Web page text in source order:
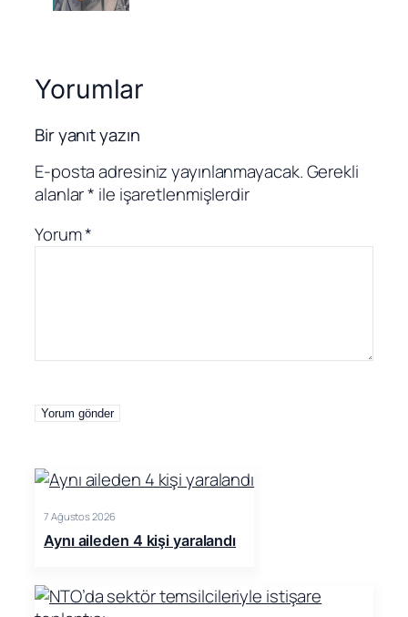
Yorumlar
Bir yanıt yazın
E-posta adresiniz yayınlanmayacak.Gerekli
alanlar* ile işaretlenmişlerdir
Yorum*
7 Ağustos 2026
Aynı aileden 4 kişi yaralandı